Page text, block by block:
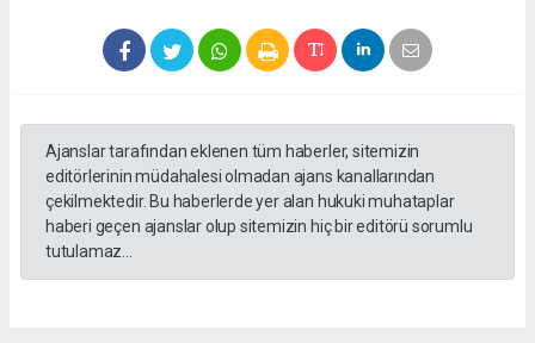
Ajanslar tarafından eklenen tüm haberler, sitemizin
editörlerinin müdahalesi olmadan ajans kanallarından
çekilmektedir. Bu haberlerde yer alan hukuki muhataplar
haberi geçen ajanslar olup sitemizin hiç bir editörü sorumlu
tutulamaz...